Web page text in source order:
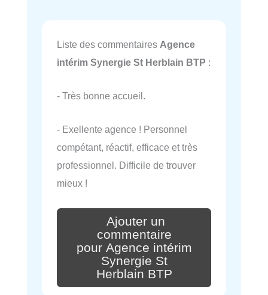
Liste des commentaires Agence
intérim Synergie St Herblain BTP :
- Très bonne accueil.
- Exellente agence ! Personnel
compétant, réactif, efficace et très
professionnel. Difficile de trouver
mieux !
Ajouter un
commentaire
pour Agence intérim
Synergie St
Herblain BTP